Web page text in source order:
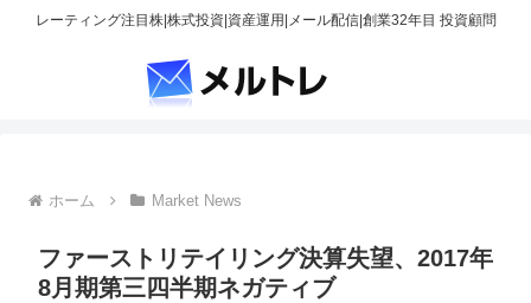
レーティング注目株|株式投資|資産運用|メール配信|創業32年目 投資顧問
ホーム Market News
ファーストリテイリング決算失望、2017年
8月期第三四半期ネガティブ